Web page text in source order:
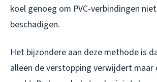
koel genoeg om PVC-verbindingen
beschadigen.
Het bijzondere aan deze methode is
alleen de verstopping verwijdert